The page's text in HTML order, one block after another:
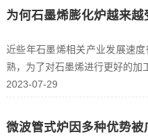
为何石墨烯膨化炉越来越
近些年石墨烯相关产业发展速
熟，为了对石墨烯进行更好的加
2023-07-29
微波管式炉因多种优势被